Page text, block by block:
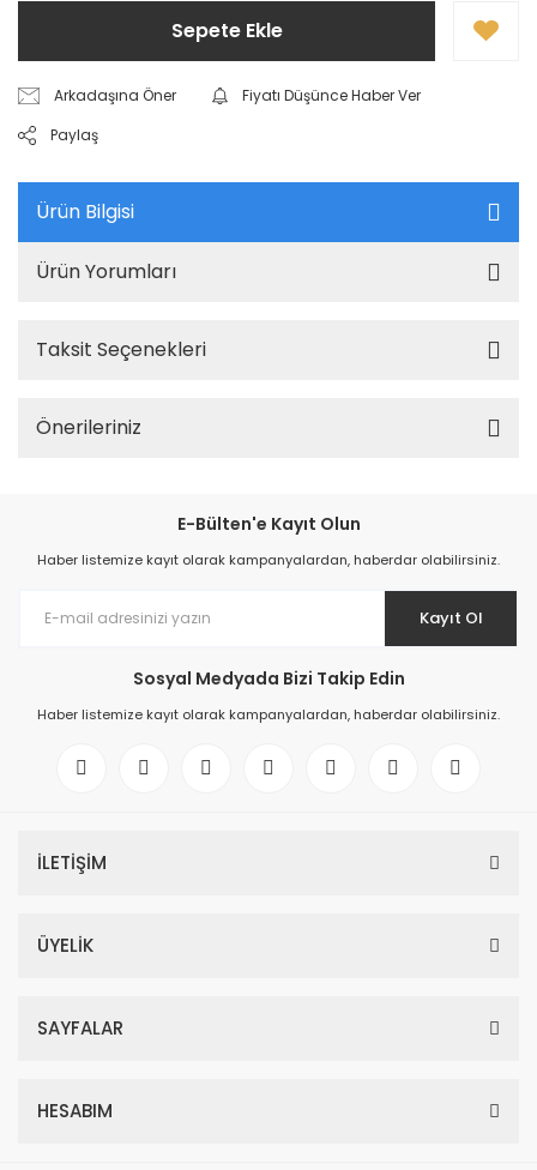
Sepete Ekle
Arkadaşına Öner
Fiyatı Düşünce Haber Ver
Paylaş
Ürün Bilgisi
Ürün Yorumları
Taksit Seçenekleri
Önerileriniz
E-Bülten'e Kayıt Olun
Haber listemize kayıt olarak kampanyalardan, haberdar olabilirsiniz.
Kayıt Ol
Sosyal Medyada Bizi Takip Edin
Haber listemize kayıt olarak kampanyalardan, haberdar olabilirsiniz.
İLETİŞİM
ÜYELİK
SAYFALAR
HESABIM